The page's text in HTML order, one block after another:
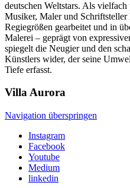
deutschen Weltstars. Als
Musiker, Maler und Schriftsteller
Regiegrößen gearbeitet und in
Malerei – geprägt von
spiegelt die Neugier und den
Künstlers wider, der seine
Tiefe erfasst.
VillaAurora
Navigation überspringen
Instagram
Facebook
Youtube
Medium
linkedin